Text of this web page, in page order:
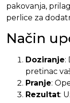
pakovanja,
perlice za
Način
Doziranje:
pretinac
Pranje:
Rezultat: